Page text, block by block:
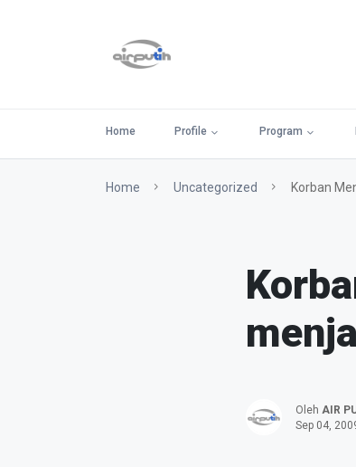
Home Profile Program
Home Uncategorized Korban
Oleh AIR
Sep 04,